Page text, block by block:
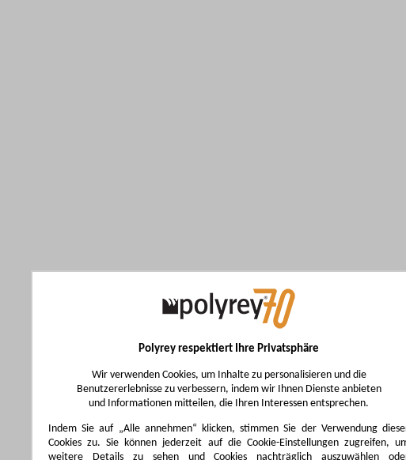
Polyrey respektiert Ihre Privatsphäre
Wir verwenden Cookies, um Inhalte zu personalisieren und die
Benutzererlebnisse zu verbessern, indem wir Ihnen Dienste anbieten
und Informationen mitteilen, die Ihren Interessen entsprechen.
Indem Sie auf „Alle annehmen“ klicken, stimmen Sie der Verwendung
Cookies zu. Sie können jederzeit auf die Cookie-Einstellungen zugreifen,
weitere Details zu sehen und Cookies nachträglich auszuwählen